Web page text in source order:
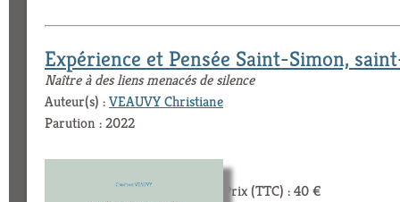
Expérience et Pensée Saint-Simon,
Naître à des liens menacés de silence
Auteur(s) :VEAUVY Christiane
Parution : 2022
Prix (TTC) : 40 €